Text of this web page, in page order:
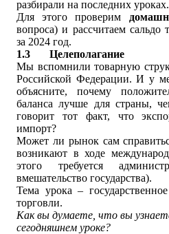
разбирали на последних уроках.
Для этого проверим
вопроса) и рассчитаем сальдо
за 2024 год.
1.3
Целеполагание
Мы вспомнили товарную
Российской Федерации. И у
объясните, почему
баланса лучше для страны,
говорит тот факт, что
импорт?
Может ли рынок сам
возникают в ходе
этого требуется
вмешательство государства).
Тема урока –
торговли.
Как вы думаете, что вы
сегодняшнем уроке?